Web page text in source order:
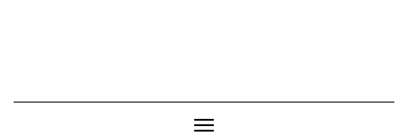
Cambiar modo de navegación